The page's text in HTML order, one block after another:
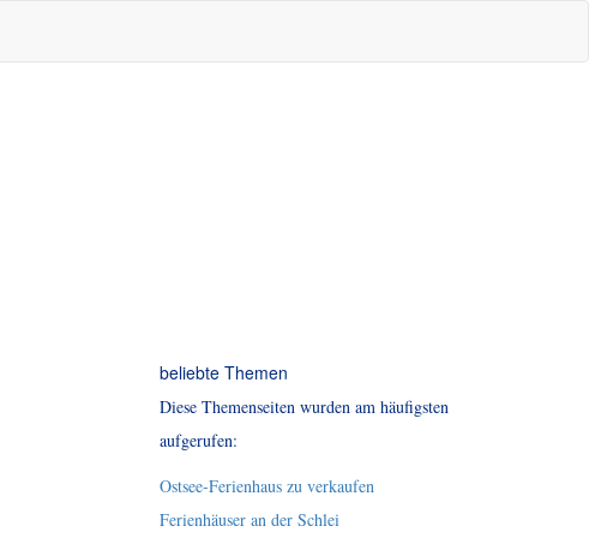
beliebte Themen
Diese Themenseiten wurden am häufigsten
aufgerufen:
Ostsee-Ferienhaus zu verkaufen
Ferienhäuser an der Schlei